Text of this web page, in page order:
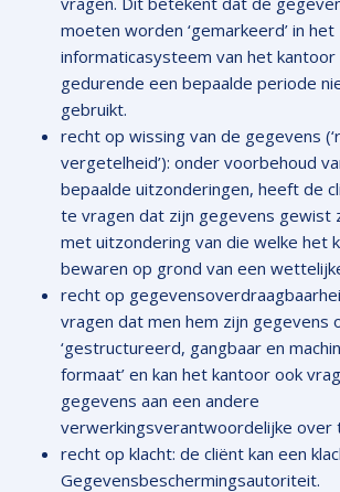
moeten worden ‘gemarkeerd’ in het
informaticasysteem van het kantoor
gedurende een bepaalde periode
gebruikt.
recht op wissing van de gegevens
vergetelheid’): onder voorbehoud
bepaalde uitzonderingen, heeft de
te vragen dat zijn gegevens gewist
met uitzondering van die welke het
bewaren op grond van een
recht op
vragen dat men hem zijn gegevens
‘gestructureerd, gangbaar en
formaat’ en kan het kantoor ook
gegevens aan een andere
verwerkingsverantwoordelijke over
recht op klacht: de cliënt kan een
Gegevensbeschermingsautoriteit.